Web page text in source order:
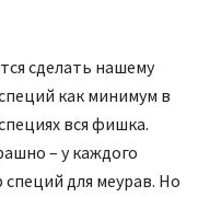
сделать нашему
как минимум в
вся фишка.
– у каждого
для меурав. Но